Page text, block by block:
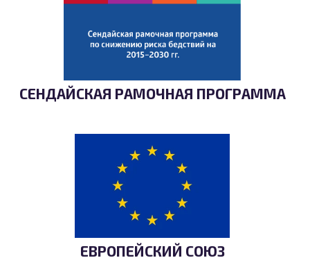
СЕНДАЙСКАЯ РАМОЧНАЯ ПРОГРАММА
ЕВРОПЕЙСКИЙ СОЮЗ